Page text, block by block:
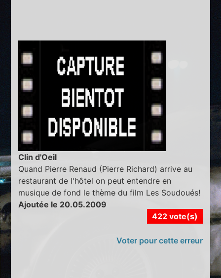
Clin d'Oeil
Quand Pierre Renaud (Pierre Richard) arrive au
restaurant de l'hôtel on peut entendre en
musique de fond le thème du film Les Soudoués!
Ajoutée le 20.05.2009
422 vote(s)
Voter pour cette erreur